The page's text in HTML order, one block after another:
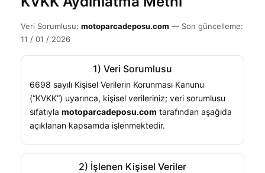
Veri Sorumlusu: motoparcadeposu.com — Son güncelleme:
11 / 01 / 2026
1) Veri Sorumlusu
6698 sayılı Kişisel Verilerin Korunması Kanunu
(“KVKK”) uyarınca, kişisel verileriniz; veri sorumlusu
sıfatıyla motoparcadeposu.com tarafından aşağıda
açıklanan kapsamda işlenmektedir.
2) İşlenen Kişisel Veriler